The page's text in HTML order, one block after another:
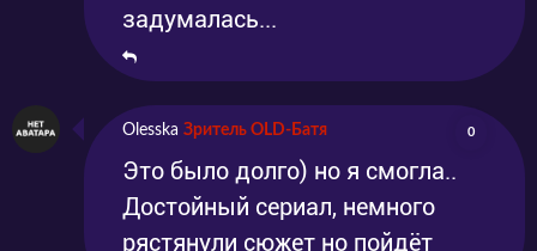
задумалась...
Olesska Зритель OLD-Батя 0
Это было долго) но я смогла..
Достойный сериал, немного
рястянули сюжет но пойдёт